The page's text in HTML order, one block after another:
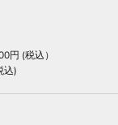
円 (税込）
)